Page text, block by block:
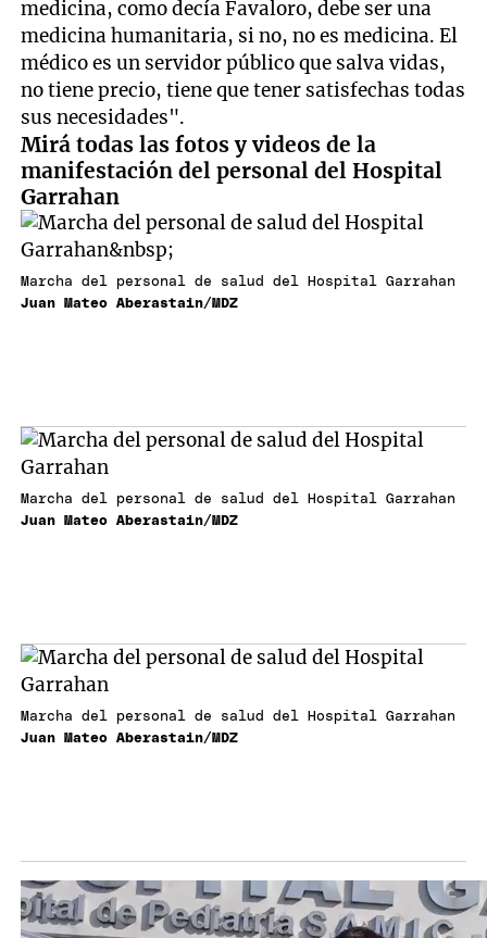
medicina, como decía Favaloro, debe ser una
medicina humanitaria, si no, no es medicina. El
médico es un servidor público que salva vidas,
no tiene precio, tiene que tener satisfechas todas
sus necesidades".
Mirá todas las fotos y videos de la
manifestación del personal del Hospital
Garrahan
Marcha del personal de salud del Hospital Garrahan
Juan Mateo Aberastain/MDZ
Marcha del personal de salud del Hospital Garrahan
Juan Mateo Aberastain/MDZ
Marcha del personal de salud del Hospital Garrahan
Juan Mateo Aberastain/MDZ